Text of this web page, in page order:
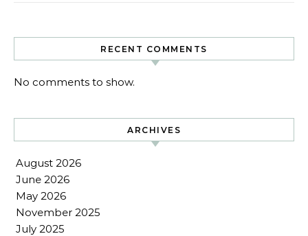
RECENT COMMENTS
No comments to show.
ARCHIVES
August 2026
June 2026
May 2026
November 2025
July 2025